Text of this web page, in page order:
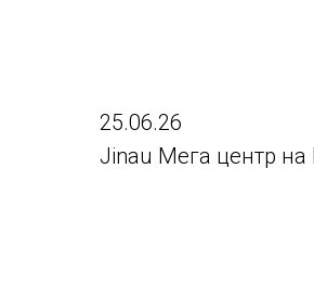
25.06.26
Jinau Мега центр на